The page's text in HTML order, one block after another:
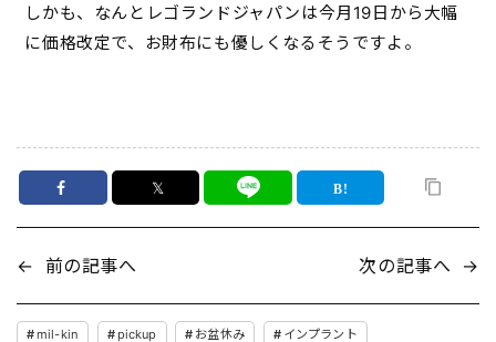
しかも、なんとレゴランドジャパンは今月19日から大幅
に価格改定で、お財布にも優しくなるそうですよ。
𝕏
← 前の記事へ 次の記事へ →
mil-kin pickup お盆休み インプラント